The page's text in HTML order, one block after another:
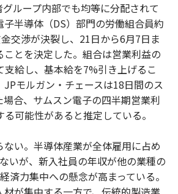
ループ内部でも均等に分配されて
子半導体（DS）部門の労働組合員約
交渉が決裂し、21日から6月7日ま
とを決定した。組合は営業利益の
支給し、基本給を7%引き上げるこ
JPモルガン・チェースは18日間のス
場合、サムスン電子の四半期営業利
可能性があると推定している。
い。半導体産業が全体雇用に占め
いが、新入社員の年収が他の業種の
済力集中への懸念が高まっている。